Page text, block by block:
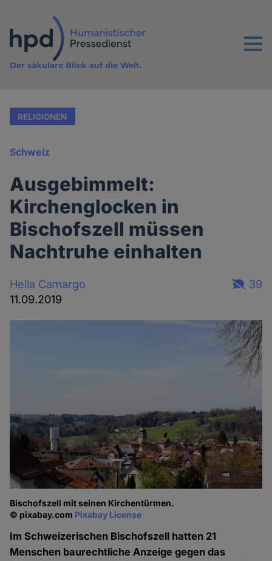
Inhalt
Menu
Der säkulare Blick auf die Welt.
RELIGIONEN
Schweiz
Ausgebimmelt:
Kirchenglocken in
Bischofszell müssen
Nachtruhe einhalten
Hella Camargo
11.09.2019
39
Bischofszell mit seinen Kirchentürmen.
© pixabay.com Pixabay License
Im Schweizerischen Bischofszell hatten 21
Menschen baurechtliche Anzeige gegen das